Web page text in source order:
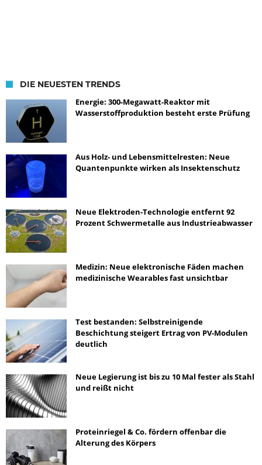
DIE NEUESTEN TRENDS
Energie: 300-Megawatt-Reaktor mit
Wasserstoffproduktion besteht erste Prüfung
Aus Holz- und Lebensmittelresten: Neue
Quantenpunkte wirken als Insektenschutz
Neue Elektroden-Technologie entfernt 92
Prozent Schwermetalle aus Industrieabwasser
Medizin: Neue elektronische Fäden machen
medizinische Wearables fast unsichtbar
Test bestanden: Selbstreinigende
Beschichtung steigert Ertrag von PV-Modulen
deutlich
Neue Legierung ist bis zu 10 Mal fester als Stahl
und reißt nicht
Proteinriegel & Co. fördern offenbar die
Alterung des Körpers